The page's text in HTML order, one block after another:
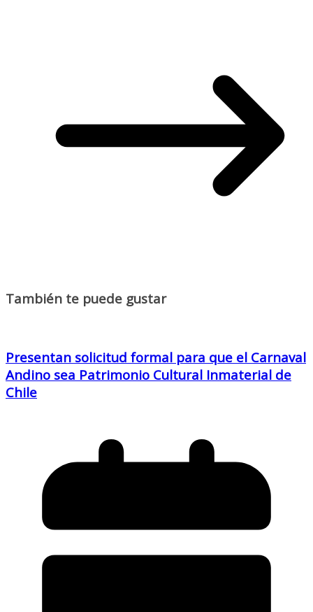
También te puede gustar
Presentan solicitud formal para que el Carnaval
Andino sea Patrimonio Cultural Inmaterial de
Chile